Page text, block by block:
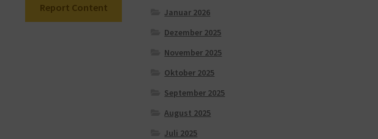
Report Content
Januar 2026
Dezember 2025
November 2025
Oktober 2025
September 2025
August 2025
Juli 2025